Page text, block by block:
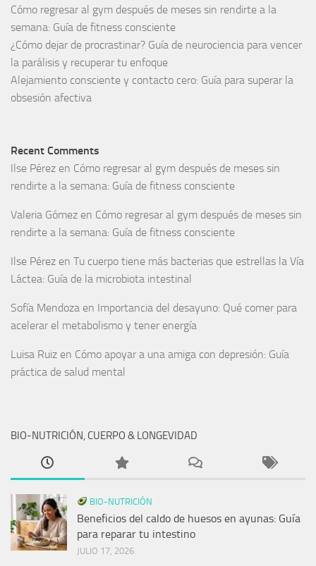
Cómo regresar al gym después de meses sin rendirte a la
semana: Guía de fitness consciente
¿Cómo dejar de procrastinar? Guía de neurociencia para vencer
la parálisis y recuperar tu enfoque
Alejamiento consciente y contacto cero: Guía para superar la
obsesión afectiva
Recent Comments
Ilse Pérez en Cómo regresar al gym después de meses sin
rendirte a la semana: Guía de fitness consciente
Valeria Gómez en Cómo regresar al gym después de meses sin
rendirte a la semana: Guía de fitness consciente
Ilse Pérez en Tu cuerpo tiene más bacterias que estrellas la Vía
Láctea: Guía de la microbiota intestinal
Sofía Mendoza en Importancia del desayuno: Qué comer para
acelerar el metabolismo y tener energía
Luisa Ruiz en Cómo apoyar a una amiga con depresión: Guía
práctica de salud mental
BIO-NUTRICIÓN, CUERPO & LONGEVIDAD
BIO-NUTRICIÓN
Beneficios del caldo de huesos en ayunas: Guía
para reparar tu intestino
JULIO 17, 2026